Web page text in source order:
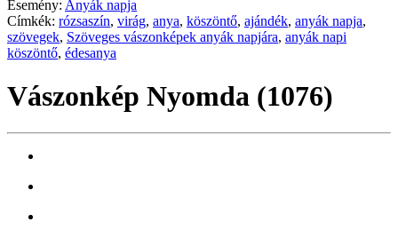
Esemény: Anyák napja
Címkék: rózsaszín, virág, anya, köszöntő, ajándék, anyák napja,
szövegek, Szöveges vászonképek anyák napjára, anyák napi
köszöntő, édesanya
Vászonkép Nyomda (1076)